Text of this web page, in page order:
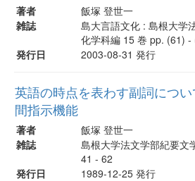
著者
飯塚 登世一
雑誌
島大言語文化 : 島根大学
化学科編 15 巻 pp. (61) -
発行日
2003-08-31 発行
英語の時点を表わす副詞につ
間指示機能
著者
飯塚 登世一
雑誌
島根大学法文学部紀要文
41 - 62
発行日
1989-12-25 発行